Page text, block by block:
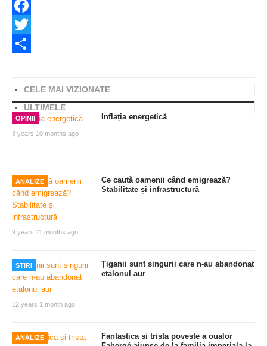
Facebook
Twitter
CELE MAI VIZIONATE
ULTIMELE
OPINII
3 years 10 months ago
Inflația energetică
ANALIZE
9 years 11 months ago
Ce caută oamenii când emigrează?
Stabilitate și infrastructură
STIRI
12 years 1 month ago
Țiganii sunt singurii care n-au abandonat
etalonul aur
ANALIZE
Fantastica si trista poveste a oualor